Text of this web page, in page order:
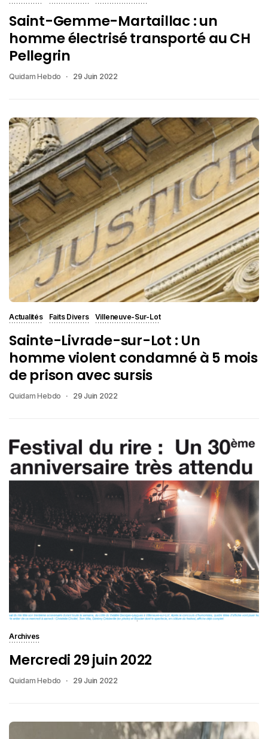
Saint-Gemme-Martaillac : un
homme électrisé transporté au CH
Pellegrin
Quidam Hebdo 29 Juin 2022
Actualités Faits Divers Villeneuve-Sur-Lot
Sainte-Livrade-sur-Lot : Un
homme violent condamné à 5 mois
de prison avec sursis
Quidam Hebdo 29 Juin 2022
Archives
Mercredi 29 juin 2022
Quidam Hebdo 29 Juin 2022